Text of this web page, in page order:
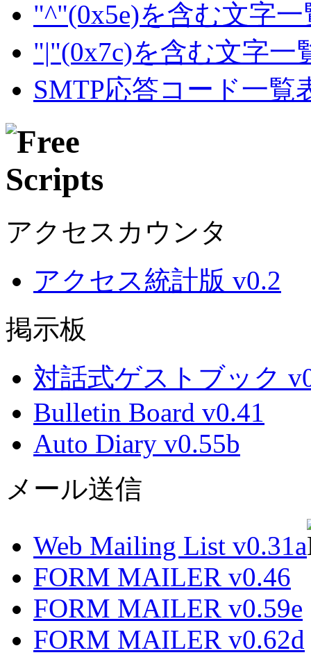
"^"(0x5e)を含む文字一
"|"(0x7c)を含む文字一
SMTP応答コード一覧
アクセスカウンタ
アクセス統計版 v0.2
掲示板
対話式ゲストブック
Bulletin Board v0.41
Auto Diary v0.55b
メール送信
Web Mailing List v0.31a
FORM MAILER v0.46
FORM MAILER v0.59e
FORM MAILER v0.62d